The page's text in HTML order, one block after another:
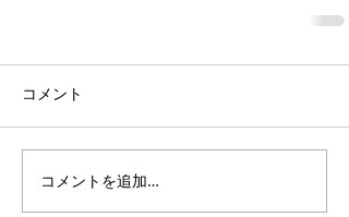
コメント
コメントを追加…